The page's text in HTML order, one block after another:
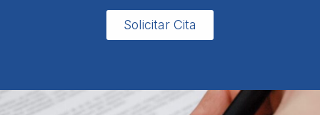
Solicitar Cita